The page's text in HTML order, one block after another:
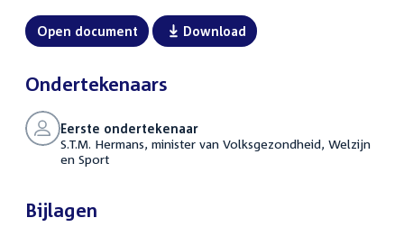
Open document Download
Ondertekenaars
Eerste ondertekenaar
S.T.M. Hermans, minister van Volksgezondheid, Welzijn
en Sport
Bijlagen